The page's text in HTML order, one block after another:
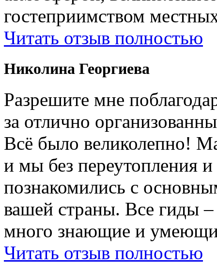
гостеприимством
Читать отзыв полностью
Николина Георгиева
Разрешите мне
за отлично
Всë было великолепно!
и мы без переутопления
познакомились с
вашей страны. Все гиды
много знающие и
Читать отзыв полностью